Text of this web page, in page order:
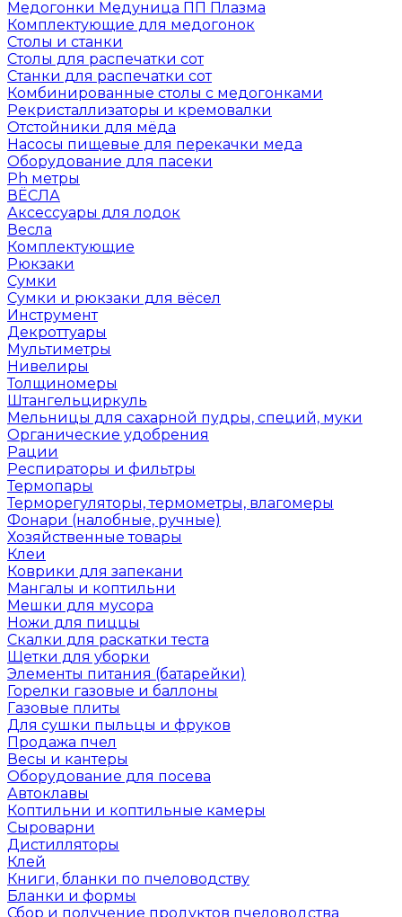
Медогонки Медуница ПП Плазма
Комплектующие для медогонок
Столы и станки
Столы для распечатки сот
Станки для распечатки сот
Комбинированные столы с медогонками
Рекристаллизаторы и кремовалки
Отстойники для мёда
Насосы пищевые для перекачки меда
Оборудование для пасеки
Ph метры
ВЁСЛА
Аксессуары для лодок
Весла
Комплектующие
Рюкзаки
Сумки
Сумки и рюкзаки для вёсел
Инструмент
Декроттуары
Мультиметры
Нивелиры
Толщиномеры
Штангельциркуль
Мельницы для сахарной пудры, специй, муки
Органические удобрения
Рации
Респираторы и фильтры
Термопары
Терморегуляторы, термометры, влагомеры
Фонари (налобные, ручные)
Хозяйственные товары
Клеи
Коврики для запекани
Мангалы и коптильни
Мешки для мусора
Ножи для пиццы
Скалки для раскатки теста
Щетки для уборки
Элементы питания (батарейки)
Горелки газовые и баллоны
Газовые плиты
Для сушки пыльцы и фруков
Продажа пчел
Весы и кантеры
Оборудование для посева
Автоклавы
Коптильни и коптильные камеры
Сыроварни
Дистилляторы
Клей
Книги, бланки по пчеловодству
Бланки и формы
Сбор и получение продуктов пчеловодства